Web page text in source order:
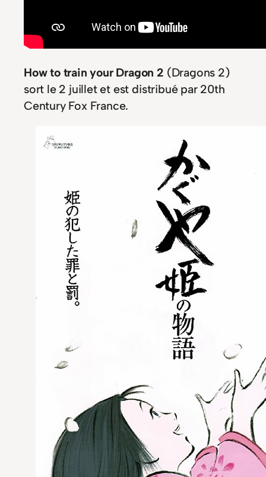
How to train your Dragon 2 (Dragons 2)
sort le 2 juillet et est distribué par 20th
Century Fox France.